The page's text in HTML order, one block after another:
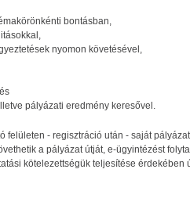
bontásban,
nyomon követésével,
pályázati eredmény keresővel.
felületen - regisztráció után - saját
a pályázat útját, e-ügyintézést
kötelezettségük teljesítése érdekében